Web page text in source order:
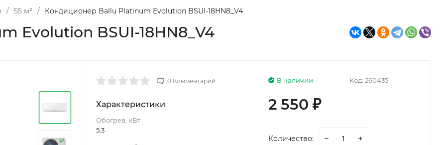
/ 55 м² / Кондиционер Ballu Platinum Evolution BSUI-18HN8_V4
Evolution BSUI-18HN8_V4
0 Комментарий
Характеристики
Обогрев, кВт:
5.3
Код: 260435
В наличии
2 550 ₽
Количество: